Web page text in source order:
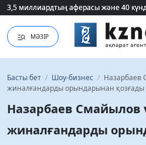
3,5 миллиардтың аферасы және 40
3,5 миллиардтың аферасы және 40
МӘЗІР
Басты бет / Шоу-бизнес / Назарбаев
жиналғандарды орындарынан қозғады
Назарбаев Смайылов
жиналғандарды